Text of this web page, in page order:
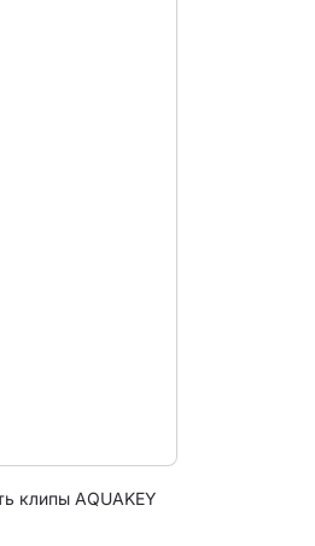
клипы AQUAKEY